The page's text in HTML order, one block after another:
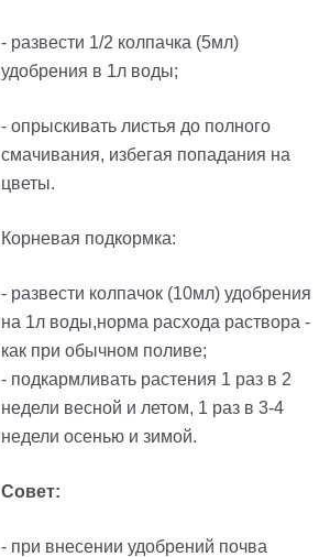
- развести 1/2 колпачка (5мл)
удобрения в 1л воды;
- опрыскивать листья до полного
смачивания, избегая попадания на
цветы.
Корневая подкормка:
- развести колпачок (10мл) удобрения
на 1л воды,норма расхода раствора -
как при обычном поливе;
- подкармливать растения 1 раз в 2
недели весной и летом, 1 раз в 3-4
недели осенью и зимой.
Совет:
- при внесении удобрений почва